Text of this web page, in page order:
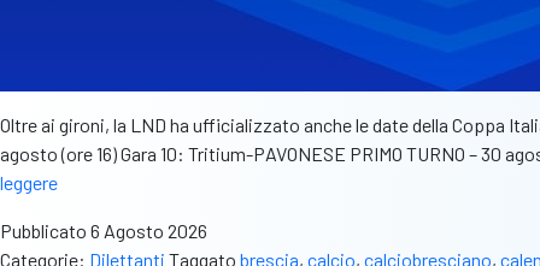
Oltre ai gironi, la LND ha ufficializzato anche le date della Coppa
agosto (ore 16) Gara 10: Tritium-PAVONESE PRIMO TURNO – 30
leggereCoppa
Serie
Pubblicato 6 Agosto 2026
Categorie: Dilettanti Taggato brescia, calcio, calciobresciano,